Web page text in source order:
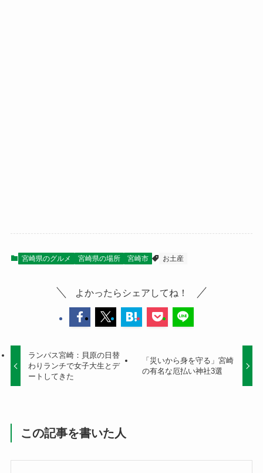
宮崎県のグルメ 宮崎県の場所 宮崎市 お土産
よかったらシェアしてね！
ランパス宮崎：貝原の日替
わりランチで女子大生とデ
ートしてきた
「災いから身を守る」宮崎
の有名な厄払い神社3選
この記事を書いた人